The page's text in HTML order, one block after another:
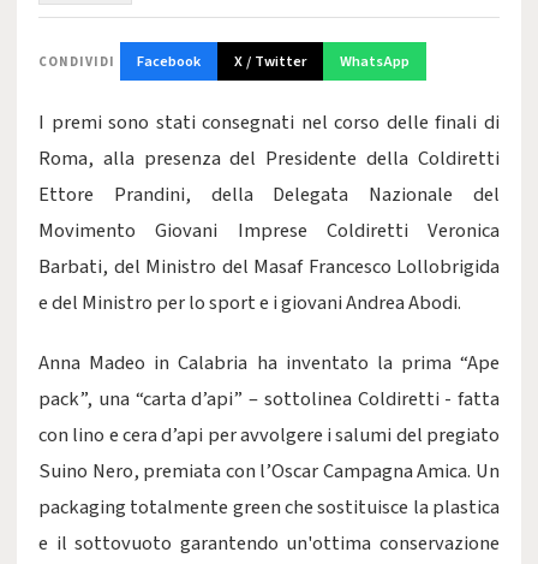
CONDIVIDI Facebook X / Twitter WhatsApp
I premi sono stati consegnati nel corso delle finali di
Roma, alla presenza del Presidente della Coldiretti
Ettore Prandini, della Delegata Nazionale del
Movimento Giovani Imprese Coldiretti Veronica
Barbati, del Ministro del Masaf Francesco Lollobrigida
e del Ministro per lo sport e i giovani Andrea Abodi.
Anna Madeo in Calabria ha inventato la prima “Ape
pack”, una “carta d’api” – sottolinea Coldiretti - fatta
con lino e cera d’api per avvolgere i salumi del pregiato
Suino Nero, premiata con l’Oscar Campagna Amica. Un
packaging totalmente green che sostituisce la plastica
e il sottovuoto garantendo un'ottima conservazione